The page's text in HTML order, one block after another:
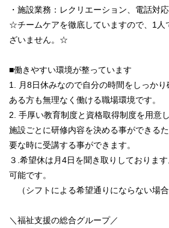
・施設業務：レクリエーション、電話対
☆チームケアを徹底していますので、1人
ざいません。☆
■働きやすい環境が整っています
1. 月8日休みなので自分の時間をしっか
ある方も無理なく働ける職場環境です。
2. 手厚い教育制度と資格取得制度を用意
施設ごとに研修内容を決める事ができる
要な時に受講する事ができます。
３.希望休は月4日を聞き取りしておりま
可能です。
（シフトによる希望通りにならない場合
＼福祉支援の総合グループ／